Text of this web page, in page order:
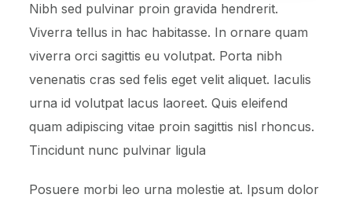
Nibh sed pulvinar proin gravida hendrerit.
Viverra tellus in hac habitasse. In ornare quam
viverra orci sagittis eu volutpat. Porta nibh
venenatis cras sed felis eget velit aliquet. Iaculis
urna id volutpat lacus laoreet. Quis eleifend
quam adipiscing vitae proin sagittis nisl rhoncus.
Tincidunt nunc pulvinar ligula
Posuere morbi leo urna molestie at. Ipsum dolor